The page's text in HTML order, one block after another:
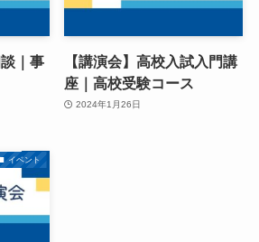
｜事
【講演会】高校入試入門講
座｜高校受験コース
2024年1月26日
イベント